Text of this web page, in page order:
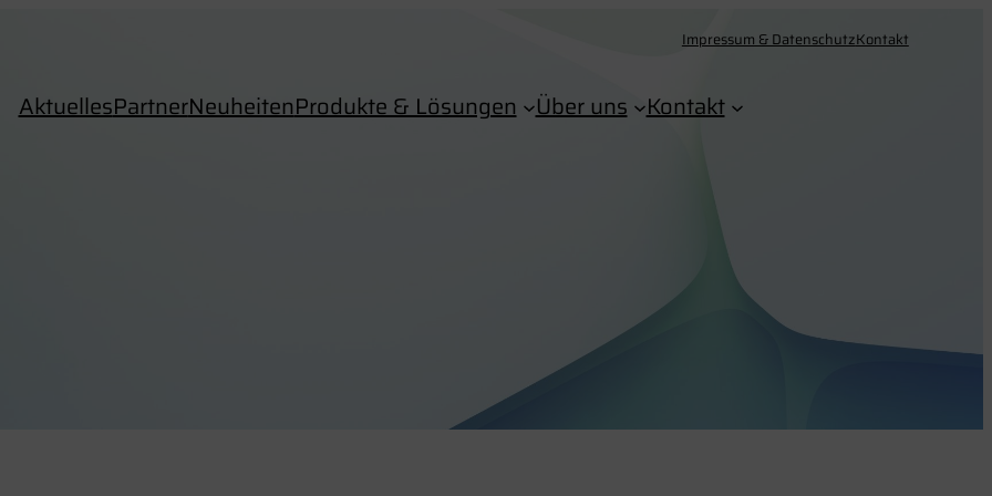
Impressum & DatenschutzKontakt
AktuellesPartnerNeuheitenProdukte & Lösungen Über uns Kontakt